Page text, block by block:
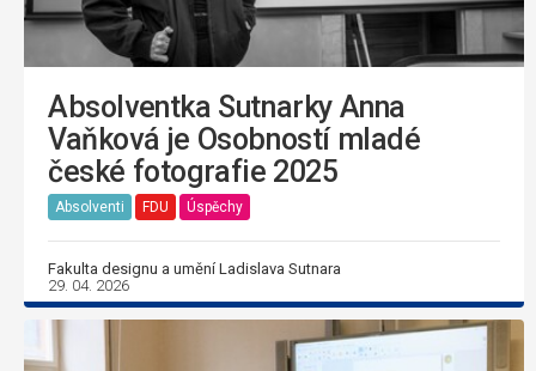
Absolventka Sutnarky Anna
Vaňková je Osobností mladé
české fotografie 2025
Absolventi FDU Úspěchy
Fakulta designu a umění Ladislava Sutnara
29. 04. 2026